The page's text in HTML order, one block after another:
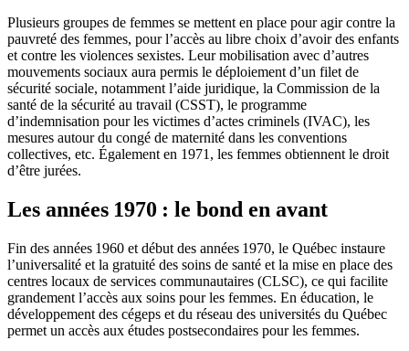
Plusieurs groupes de femmes se mettent en place pour agir contre la
pauvreté des femmes, pour l’accès au libre choix d’avoir des enfants
et contre les violences sexistes. Leur mobilisation avec d’autres
mouvements sociaux aura permis le déploiement d’un filet de
sécurité sociale, notamment l’aide juridique, la Commission de la
santé de la sécurité au travail (CSST), le programme
d’indemnisation pour les victimes d’actes criminels (IVAC), les
mesures autour du congé de maternité dans les conventions
collectives, etc. Également en 1971, les femmes obtiennent le droit
d’être jurées.
Les années 1970 : le bond en avant
Fin des années 1960 et début des années 1970, le Québec instaure
l’universalité et la gratuité des soins de santé et la mise en place des
centres locaux de services communautaires (CLSC), ce qui facilite
grandement l’accès aux soins pour les femmes. En éducation, le
développement des cégeps et du réseau des universités du Québec
permet un accès aux études postsecondaires pour les femmes.